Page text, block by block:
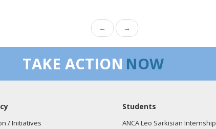
← →
TAKE ACTION NOW
/ Initiatives
Students
ANCA Leo Sarkisian Internship